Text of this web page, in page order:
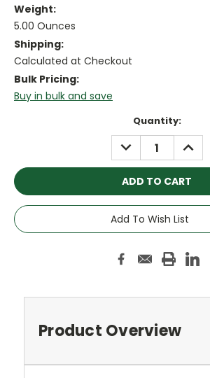
Weight:
5.00 Ounces
Shipping:
Calculated at Checkout
Bulk Pricing:
Buy in bulk and save
Quantity:
DECREASE
QUANTITY:
Add To Wish List
Product Overview